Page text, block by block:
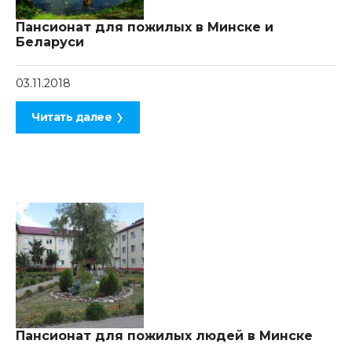
Пансионат для пожилых в Минске и
Беларуси
03.11.2018
Читать далее
Пансионат для пожилых людей в Минске